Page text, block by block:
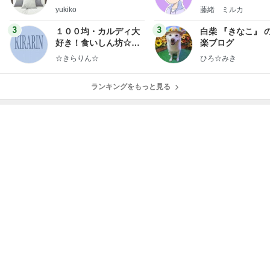
ep Life Simple◆〜イ
yukiko
3
１００均・カルディ大
好き！食いしん坊☆き
らりん☆のブログ
☆きらりん☆
藤緒 ミルカ
3
白柴 『きなこ』
楽ブログ
ひろ☆みき
ランキングをもっと見る